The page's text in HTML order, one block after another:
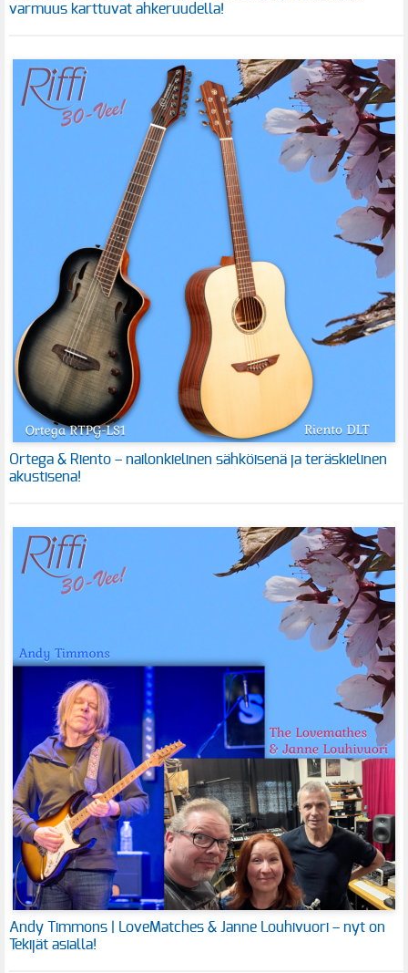
varmuus karttuvat ahkeruudella!
Ortega & Riento – nailonkielinen sähköisenä ja teräskielinen
akustisena!
Andy Timmons | LoveMatches & Janne Louhivuori – nyt on
Tekijät asialla!